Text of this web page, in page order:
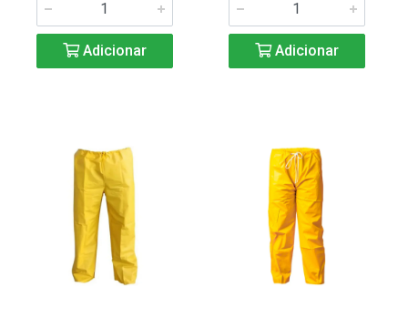
Adicionar Adicionar